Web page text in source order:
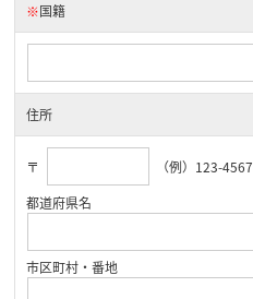
※国籍
住所
〒
（例）123-4567
都道府県名
市区町村・番地